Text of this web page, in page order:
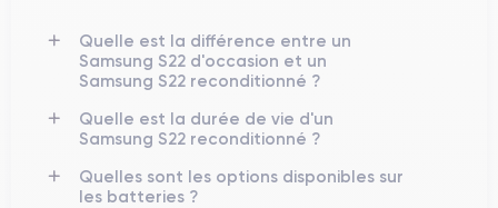
Design du Galaxy S22
Galaxy S22adopte un design raffiné avec un cadre en
aluminium Armor et un dos en verre Gorilla Glass Victus+,
assurant robustesse et élégance. Son module photo intégré
dans le cadre métallique est un élément distinctif de la série
Quelle est la différence entre un
Samsung S22 d'occasion et un
Samsung S22 reconditionné ?
Quelle est la durée de vie d'un
Samsung S22 reconditionné ?
Quelles sont les options disponibles sur
les batteries ?